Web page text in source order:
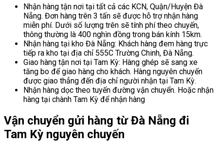
Nhận hàng tận nơi tại tất cả các KCN, Quận/Huyện Đà
Nẵng. Đơn hàng trên 3 tấn sẽ được hỗ trợ nhận hàng
miễn phí. Dưới số lượng trên sẽ tính phí theo chuyến,
thông thường là 400 nghìn đồng trong bán kính 15km.
Nhận hàng tại kho Đà Nẵng: Khách hàng đem hàng trực
tiếp ra kho tại địa chỉ 555C Trường Chinh, Đà Nẵng.
Giao hàng tận nơi tại Tam Kỳ: Hàng ghép sẽ sang xe
tăng bo để giao hàng cho khách. Hàng nguyên chuyến
được giao thẳng đến địa chỉ người nhận tại Tam Kỳ.
Nhận hàng dọc theo tuyến đường vận chuyển. Hoặc nhận
hàng tại chành Tam Kỳ để nhận hàng
Vận chuyển gửi hàng từ Đà Nẵng đi
Tam Kỳ nguyên chuyến